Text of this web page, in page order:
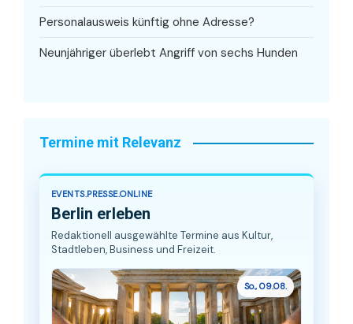
Personalausweis künftig ohne Adresse?
Neunjähriger überlebt Angriff von sechs Hunden
Termine mit Relevanz
EVENTS.PRESSE.ONLINE
Berlin erleben
Redaktionell ausgewählte Termine aus Kultur,
Stadtleben, Business und Freizeit.
So., 09.08.